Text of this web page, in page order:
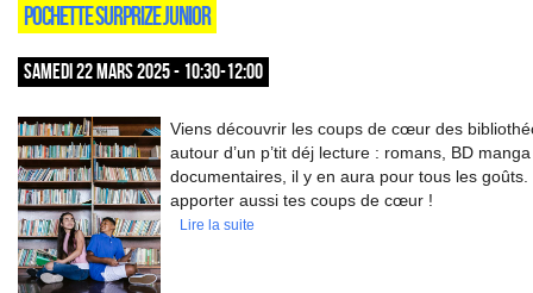
POCHETTE SURPRIZE JUNIOR
SAMEDI 22 MARS 2025 - 10:30-12:00
Viens découvrir les coups de cœur des
autour d’un p’tit déj lecture : romans, BD manga
documentaires, il y en aura pour tous les goûts.
apporter aussi tes coups de cœur !
Lire la suite